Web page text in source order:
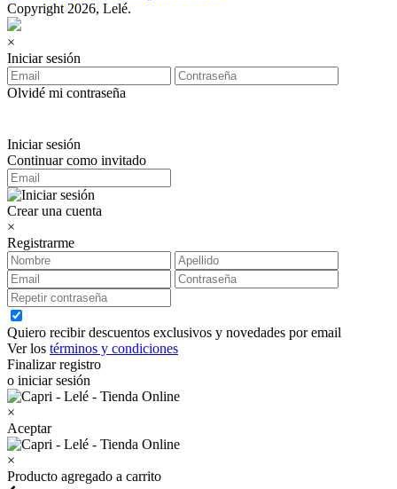
Copyright 2026, Lelé.
×
Iniciar sesión
Olvidé mi contraseña
Iniciar sesión
Continuar como invitado
Crear una cuenta
×
Registrarme
Quiero recibir descuentos exclusivos y novedades por email
Ver los términos y condiciones
Finalizar registro
o iniciar sesión
×
Aceptar
×
Producto agregado a carrito